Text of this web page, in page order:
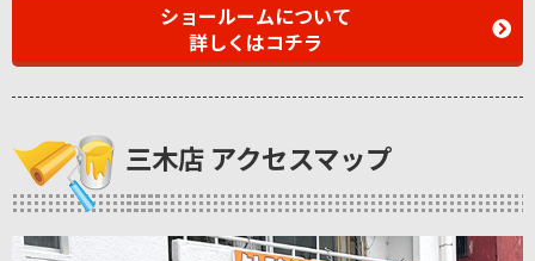
ショールームについて
詳しくはコチラ
三木店 アクセスマップ